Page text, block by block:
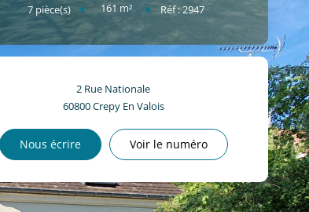
7 pièce(s) 161m² Réf :2947
2 Rue Nationale
60800Crepy En Valois
Nous écrire Voir le numéro